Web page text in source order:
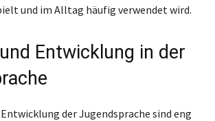
und im Alltag häufig verwendet wird.
Entwicklung in der
der Jugendsprache sind eng